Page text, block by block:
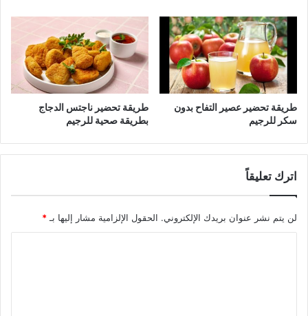
طريقة تحضير عصير التفاح بدون
سكر للرجيم
طريقة تحضير ناجتس الدجاج
بطريقة صحية للرجيم
اترك تعليقاً
لن يتم نشر عنوان بريدك الإلكتروني. الحقول الإلزامية مشار إليها بـ*